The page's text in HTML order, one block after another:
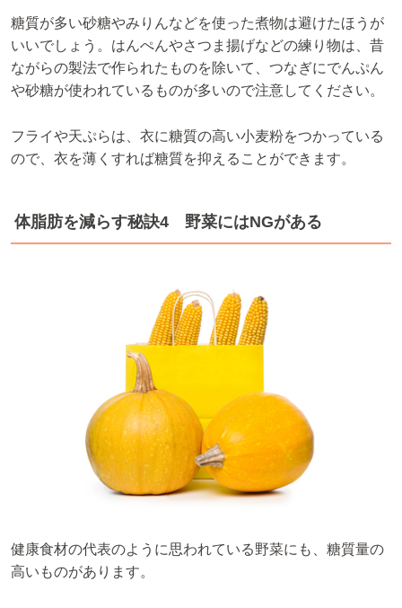
糖質が多い砂糖やみりんなどを使った煮物は避けたほうが
いいでしょう。はんぺんやさつま揚げなどの練り物は、昔
ながらの製法で作られたものを除いて、つなぎにでんぷん
や砂糖が使われているものが多いので注意してください。
フライや天ぷらは、衣に糖質の高い小麦粉をつかっている
ので、衣を薄くすれば糖質を抑えることができます。
体脂肪を減らす秘訣4 野菜にはNGがある
健康食材の代表のように思われている野菜にも、糖質量の
高いものがあります。